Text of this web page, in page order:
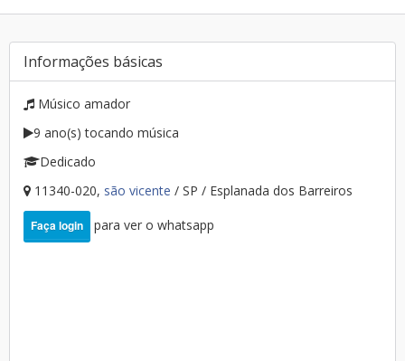
Informações básicas
Músico amador
9 ano(s) tocando música
Dedicado
11340-020, são vicente / SP / Esplanada dos Barreiros
Faça login para ver o whatsapp